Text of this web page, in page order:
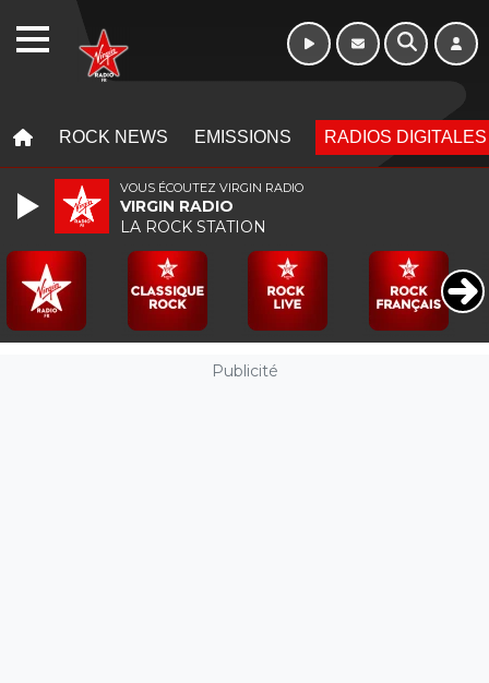
ROCK NEWS EMISSIONS RADIOS DIGITALES
Publicité
VOUS ÉCOUTEZ VIRGIN RADIO
VIRGIN RADIO
LA ROCK STATION
WEBRADIO Week-end de 06h
à 12h